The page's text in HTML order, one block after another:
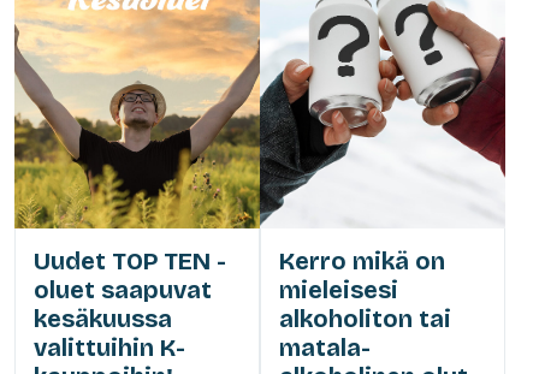
Uudet TOP TEN -
oluet saapuvat
kesäkuussa
valittuihin K-
Kerro mikä on
mieleisesi
alkoholiton tai
matala-